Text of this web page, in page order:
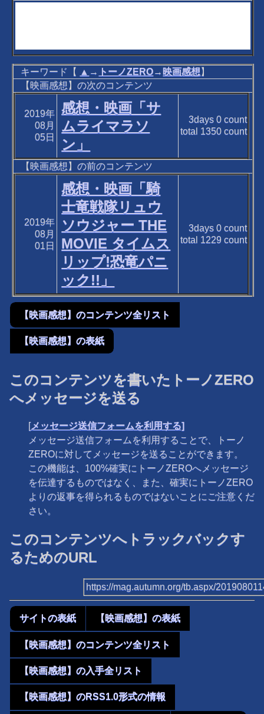
キーワード【 ▲ → トーノZERO→ 映画感想】
【映画感想】の次のコンテンツ
2019年
08月
05日
感想・映画「サ
ムライマラソ
ン」
3days 0count
total 1350count
【映画感想】の前のコンテンツ
2019年
08月
01日
感想・映画「騎
士竜戦隊リュウ
ソウジャー THE
MOVIE タイムス
リップ!恐竜パニ
ック!!」
3days 0count
total 1229 count
【映画感想】のコンテンツ全リスト
【映画感想】の表紙
このコンテンツを書いたトーノZERO
へメッセージを送る
[メッセージ送信フォームを利用する]
メッセージ送信フォームを利用することで、トーノ
ZEROに対してメッセージを送ることができます。
この機能は、100%確実にトーノZEROへメッセージ
を伝達するものではなく、また、確実にトーノZERO
よりの返事を得られるものではないことにご注意くだ
さい。
このコンテンツへトラックバックす
るためのURL
https://mag.autumn.org/tb.aspx/
サイトの表紙 【映画感想】の表紙
【映画感想】のコンテンツ全リスト
【映画感想】の入手全リスト
【映画感想】のRSS1.0形式の情報